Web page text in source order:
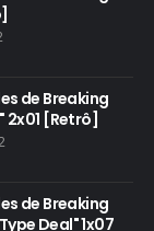
de Breaking
2x01 [Retrô]
de Breaking
Deal" 1x07